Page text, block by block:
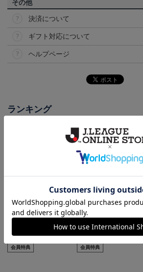
その他
決済について
ギフト対応について
ヘルプページ
ランキング
2026/27オーセンティッ
クユニフォーム(FP1st/半
22,000円～26,730円
会員特典
2026/27オーセンティッ
クユニフォーム(FP2nd/半
22,000円～26,730円
会員特典